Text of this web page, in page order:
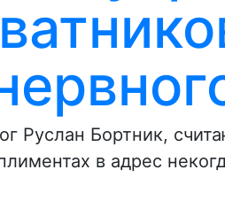
Руслан Бортник,
в адрес